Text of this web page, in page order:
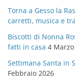
o
r
i
e
Torna a Gesso la
carretti, musica e
Biscotti di Nonna
fatti in casa 4
Settimana Santa in
Febbraio 2026